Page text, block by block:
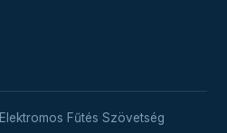
Fűtés Szövetség